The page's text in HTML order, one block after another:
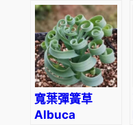
寬葉彈簧草
Albuca